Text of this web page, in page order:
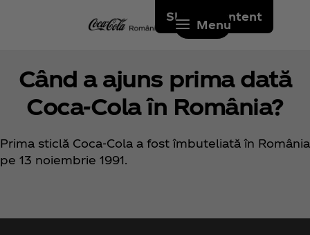
Skip to content
Menu
Când a ajuns prima dată
Coca‑Cola în România?
Prima sticlă Coca‑Cola a fost îmbuteliată în România
pe 13 noiembrie 1991.